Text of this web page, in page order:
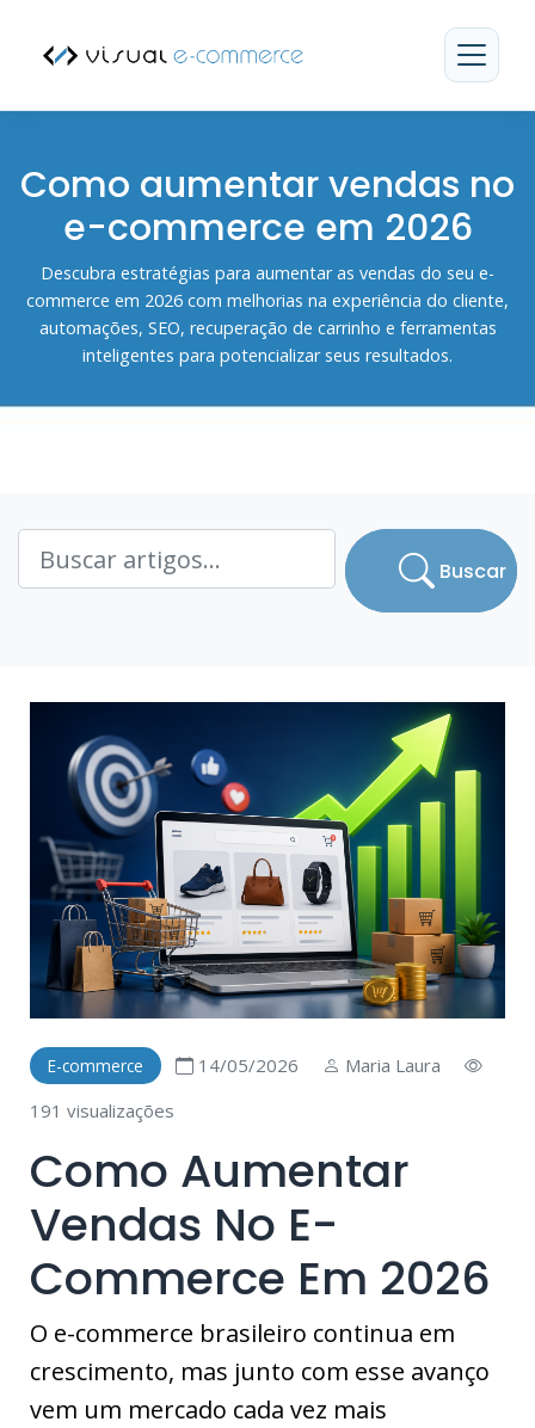
Artigos
Como aumentar vendas no
e-commerce em 2026
Descubra estratégias para aumentar as vendas do seu e-
commerce em 2026 com melhorias na experiência do cliente,
automações, SEO, recuperação de carrinho e ferramentas
inteligentes para potencializar seus resultados.
Buscar
E-commerce 14/05/2026
Maria Laura
191 visualizações
Como Aumentar
Vendas No E-
Commerce Em 2026
O e-commerce brasileiro continua em
crescimento, mas junto com esse avanço
vem um mercado cada vez mais